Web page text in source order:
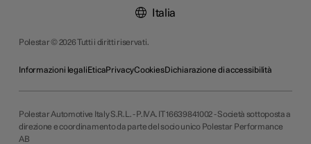
Polestar © 2026 Tutti i diritti riservati.
Informazioni legaliEticaPrivacyCookiesDichiarazione di accessibilità
Italia
Polestar Automotive Italy S.R.L. - P.IVA. IT 16639841002 - Società sottoposta a
direzione e coordinamento da parte del socio unico Polestar Performance
AB